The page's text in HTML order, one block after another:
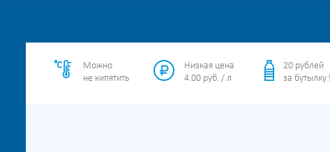
Можно
не кипятить
Низкая цена
4.00 руб. / л
20 рублей
за бутылку